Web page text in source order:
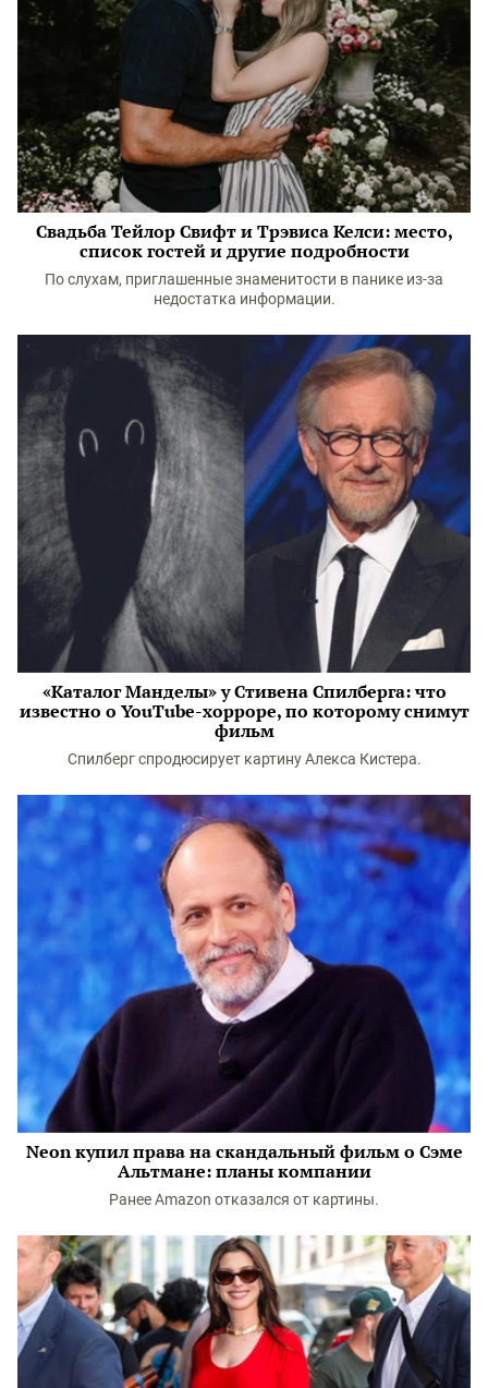
Свадьба Тейлор Свифт и Трэвиса Келси: место,
список гостей и другие подробности
По слухам, приглашенные знаменитости в панике из-за
недостатка информации.
«Каталог Манделы» у Стивена Спилберга: что
известно о YouTube-хорроре, по которому снимут
фильм
Спилберг спродюсирует картину Алекса Кистера.
Neon купил права на скандальный фильм о Сэме
Альтмане: планы компании
Ранее Amazon отказался от картины.